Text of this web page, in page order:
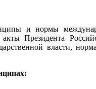
и нормы
Президента
власти,